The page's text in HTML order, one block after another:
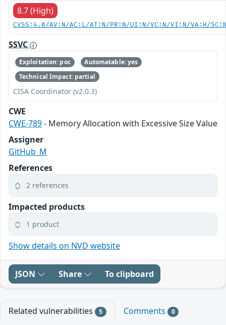
8.7 (High)
CVSS:4.0/AV:N/AC:L/AT:N/PR:N/UI:N/VC:N/VI:N/VA:H/
SSVC
Exploitation: poc
Automatable: yes
Technical Impact: partial
CISA Coordinator (v2.0.3)
CWE
CWE-789- Memory Allocation with Excessive Size Value
Assigner
GitHub_M
References
2 references
Impacted products
1 product
Show details on NVD website
JSON Share To clipboard
Related vulnerabilities 5 Comments 0